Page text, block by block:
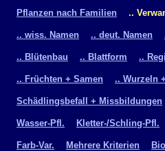
Pflanzen nach Familien ..
.. wiss. Namen .. deut. Namen
.. Blütenbau .. Blattform ..
.. Früchten + Samen .. Wurzeln
Schädlingsbefall + Missbildungen
Wasser-Pfl. Kletter-/Schling-Pfl.
Farb-Var. Mehrere Kriterien